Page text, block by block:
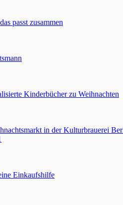
passt zusammen
Kinderbücher zu Weihnachten
in der Kulturbrauerei
Einkaufshilfe